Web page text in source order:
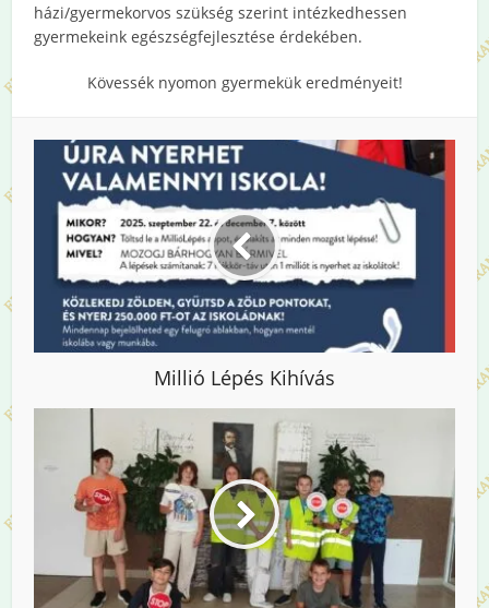
házi/gyermekorvos szükség szerint intézkedhessen
gyermekeink egészségfejlesztése érdekében.
Kövessék nyomon gyermekük eredményeit!
Millió Lépés Kihívás